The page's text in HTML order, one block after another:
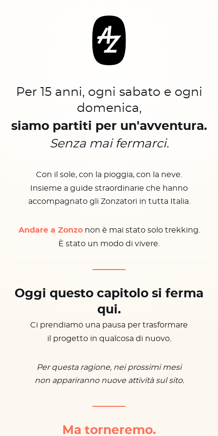
Per 15 anni, ogni sabato e ogni
domenica,
siamo partiti per un'avventura.
Senza mai fermarci.
Con il sole, con la pioggia, con la neve.
Insieme a guide straordinarie che hanno
accompagnato gli Zonzatori in tutta Italia.
Andare a Zonzonon è mai stato solo trekking.
È stato un modo di vivere.
Oggi questo capitolo si ferma
qui.
Ci prendiamo una pausa per trasformare
il progetto in qualcosa di nuovo.
Per questa ragione, nei prossimi mesi
non appariranno nuove attività sul sito.
Ma torneremo.